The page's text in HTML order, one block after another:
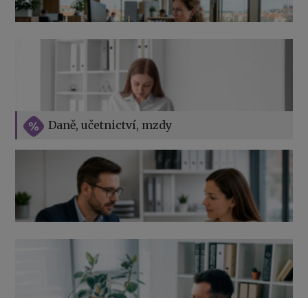
Daně, učetnictví, mzdy
Vše o překážkách v práci na straně zaměstnavatele
Výpověď ze zdravotních důvodů 2026 – průvodce pro
zaměstnavatele
Přehledy pro OSSZ a zdravotní pojišťovny – jak na ně
v roce 2026